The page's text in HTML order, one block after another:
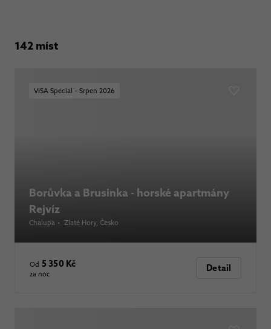
142 míst
VISA Special – Srpen 2026
Borůvka a Brusinka - horské apartmány
Rejvíz
Chalupa • Zlaté Hory, Česko
Od 5 350 Kč
za noc
Detail